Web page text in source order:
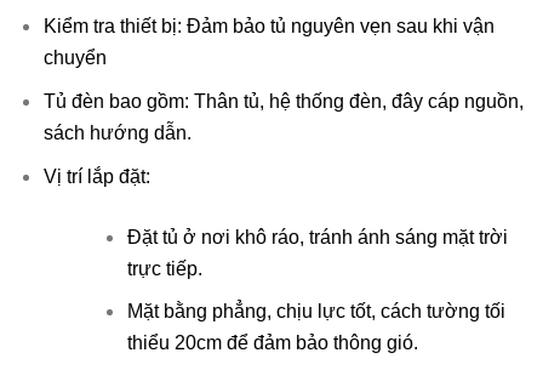
Kiểm tra thiết bị: Đảm bảo tủ nguyên vẹn sau khi vận
chuyển
Tủ đèn bao gồm: Thân tủ, hệ thống đèn, đây cáp nguồn,
sách hướng dẫn.
Vị trí lắp đặt:
Đặt tủ ở nơi khô ráo, tránh ánh sáng mặt trời
trực tiếp.
Mặt bằng phẳng, chịu lực tốt, cách tường tối
thiểu 20cm để đảm bảo thông gió.